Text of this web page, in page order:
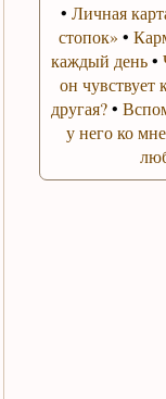
• Личная
стопок» •
каждый день•
он чувствует
другая?•
у него ко